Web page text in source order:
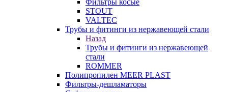
Фильтры косые
STOUT
VALTEC
Трубы и фитинги из нержавеющей стали
Назад
Трубы и фитинги из нержавеющей
стали
ROMMER
Полипропилен MEER PLAST
Фильтры-дешламаторы